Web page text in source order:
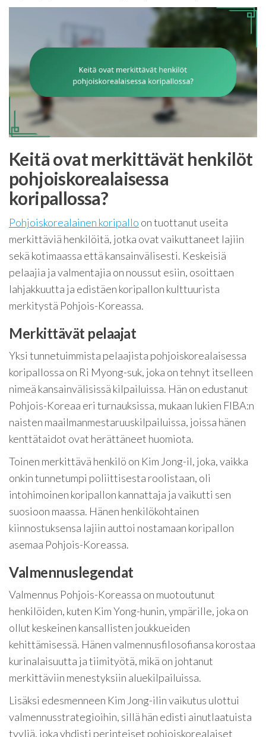
Keitä ovat merkittävät henkilöt
pohjoiskorealaisessa
koripallossa?
Pohjoiskorealainen koripallo on tuottanut useita
merkittäviä henkilöitä, jotka ovat vaikuttaneet lajiin
sekä kotimaassa että kansainvälisesti. Keskeisiä
pelaajia ja valmentajia on noussut esiin, osoittaen
lahjakkuutta ja edistäen koripallon kulttuurista
merkitystä Pohjois-Koreassa.
Merkittävät pelaajat
Yksi tunnetuimmista pelaajista pohjoiskorealaisessa
koripallossa on Ri Myong-suk, joka on tehnyt itselleen
nimeä kansainvälisissä kilpailuissa. Hän on edustanut
Pohjois-Koreaa eri turnauksissa, mukaan lukien FIBA:n
naisten maailmanmestaruuskilpailuissa, joissa hänen
kenttätaidot ovat herättäneet huomiota.
Toinen merkittävä henkilö on Kim Jong-il, joka, vaikka
onkin tunnetumpi poliittisesta roolistaan, oli
intohimoinen koripallon kannattaja ja vaikutti sen
suosioon maassa. Hänen henkilökohtainen
kiinnostuksensa lajiin auttoi nostamaan koripallon
asemaa Pohjois-Koreassa.
Valmennuslegendat
Valmennus Pohjois-Koreassa on muotoutunut
henkilöiden, kuten Kim Yong-hunin, ympärille, joka on
ollut keskeinen kansallisten joukkueiden
kehittämisessä. Hänen valmennusfilosofiansa korostaa
kurinalaisuutta ja tiimityötä, mikä on johtanut
merkittäviin menestyksiin aluekilpailuissa.
Lisäksi edesmenneen Kim Jong-ilin vaikutus ulottui
valmennusstrategioihin, sillä hän edisti ainutlaatuista
tyyliä, joka yhdisti perinteiset pohjoiskorealaiset